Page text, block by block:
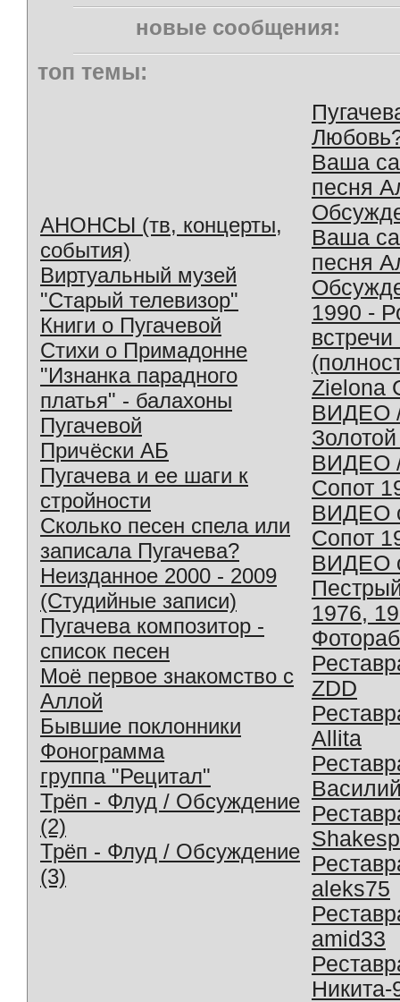
новые сообщения:
топ темы:
АНОНСЫ (тв, концерты,
события)
Виртуальный музей
"Старый телевизор"
Книги о Пугачевой
Стихи о Примадонне
"Изнанка парадного
платья" - балахоны
Пугачевой
Причёски АБ
Пугачева и ее шаги к
стройности
Сколько песен спела или
записала Пугачева?
Неизданное 2000 - 2009
(Студийные записи)
Пугачева композитор -
список песен
Моё первое знакомство с
Аллой
Бывшие поклонники
Фонограмма
группа "Рецитал"
Трёп - Флуд / Обсуждение
(2)
Трёп - Флуд / Обсуждение
(3)
Ваша
песня
Ваша
песня
1990 -
Zielona
ВИДЕО
ВИДЕО
Сопот
ВИДЕО
Сопот
ВИДЕО
1976,
ZDD
Allita
aleks75
amid33
Никита-